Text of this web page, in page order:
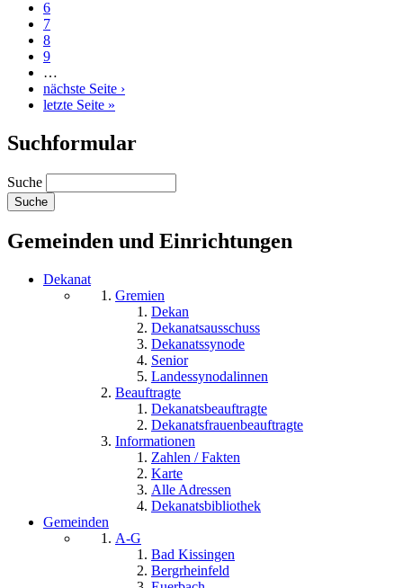
6
7
8
9
…
nächste Seite ›
letzte Seite »
Suchformular
Suche
Gemeinden und Einrichtungen
Dekanat
Gremien
Dekan
Dekanatsausschuss
Dekanatssynode
Senior
Landessynodalinnen
Beauftragte
Dekanatsbeauftragte
Dekanatsfrauenbeauftragte
Informationen
Zahlen / Fakten
Karte
Alle Adressen
Dekanatsbibliothek
Gemeinden
A-G
Bad Kissingen
Bergrheinfeld